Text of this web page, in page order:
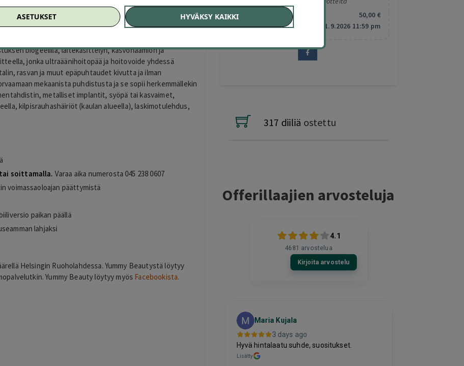
30 € (arvo 65 €)
poistavat ihon pinnalta kuolleet sarveissolut jättäen ihon
biogeelillä, laitekäsittelyn, kasvonaamion ja
jonka ultraäänihoitopää ja hoitovoide yhdessä
rasvan ja muut epäpuhtaudet kivutta ja ilman
mekaanista puhdistusta ja se sopii herkemmällekin
metalliset implantit, syöpä tai kasvaimet,
kilpisrauhashäiriöt (kaulan alueella), laskimotulehdus,
soittamalla. Varaa aika numerosta 045 238 0607
voimassaoloajan päättymistä
paikan päällä
lahjaksi
Helsingin Ruoholahdessa. Yummy Beautystä löytyy
Yummy Beauty löytyy myös Facebookista.
Minimitilaus:
50,00 €
Vanhentuu:
1.9.2026 11:59 pm
317 diiliä ostettu
Offerillaajien arvosteluja
4.1
4681 arvostelua
Kirjoita arvostelu
oli
Maria Kujala
3 days ago
Hyvä hintalaatu suhde, suositukset.
Lisätty
ASETUKSET HYVÄKSY KAIKKI